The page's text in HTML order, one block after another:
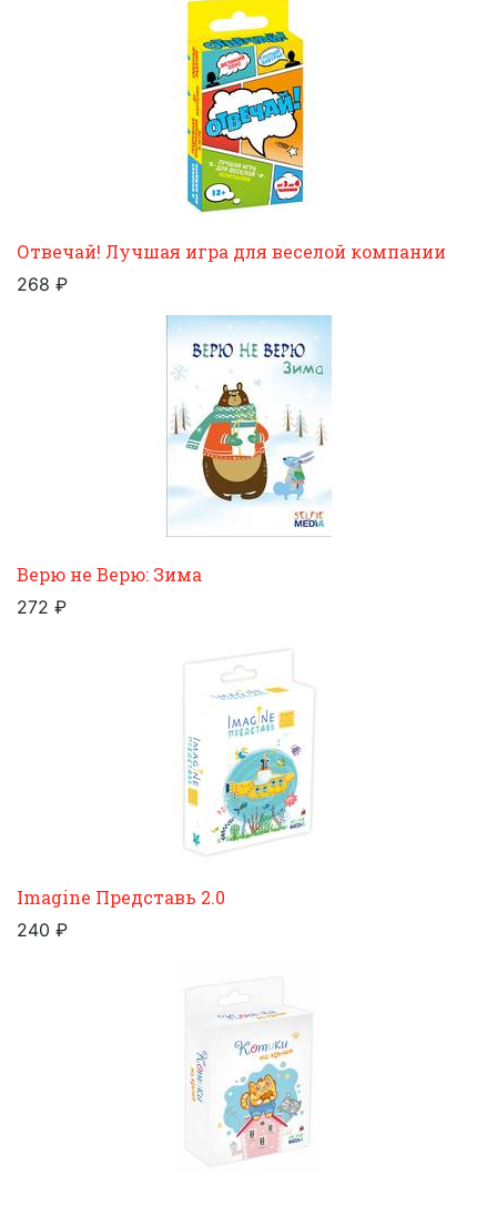
Отвечай! Лучшая игра для веселой компании
268 ₽
Верю не Верю: Зима
272 ₽
Imagine Представь 2.0
240 ₽